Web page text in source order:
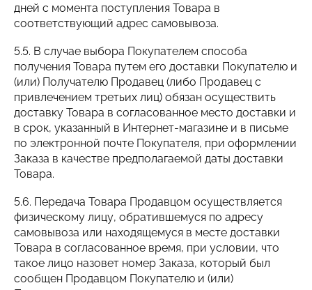
дней с момента поступления Товара в
соответствующий адрес самовывоза.
5.5. В случае выбора Покупателем способа
получения Товара путем его доставки Покупателю и
(или) Получателю Продавец (либо Продавец с
привлечением третьих лиц) обязан осуществить
доставку Товара в согласованное место доставки и
в срок, указанный в Интернет-магазине и в письме
по электронной почте Покупателя, при оформлении
Заказа в качестве предполагаемой даты доставки
Товара.
5.6. Передача Товара Продавцом осуществляется
физическому лицу, обратившемуся по адресу
самовывоза или находящемуся в месте доставки
Товара в согласованное время, при условии, что
такое лицо назовет номер Заказа, который был
сообщен Продавцом Покупателю и (или)